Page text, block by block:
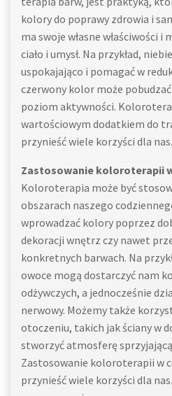
kolory do poprawy zdrowia i
ma swoje własne właściwości i
ciało i umysł. Na przykład,
uspokajająco i pomagać w
czerwony kolor może
poziom aktywności.
wartościowym dodatkiem do
przynieść wiele korzyści dla
Zastosowanie koloroterapii
Koloroterapia może być
obszarach naszego
wprowadzać kolory poprzez
dekoracji wnętrz czy nawet
konkretnych barwach. Na
owoce mogą dostarczyć nam
odżywczych, a jednocześnie
nerwowy. Możemy także
otoczeniu, takich jak ściany w
stworzyć atmosferę
Zastosowanie koloroterapii w
przynieść wiele korzyści dla